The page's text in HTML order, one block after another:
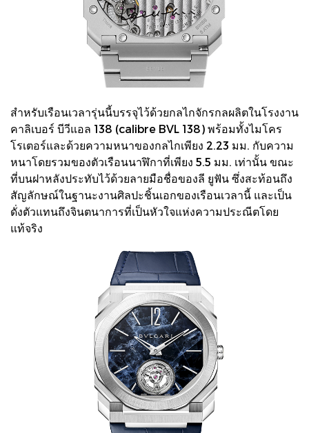
สำหรับเรือนเวลารุ่นนี้บรรจุไว้ด้วยกลไกจักรกลผลิตในโรงงาน
คาลิเบอร์ บีวีแอล 138 (calibre BVL 138) พร้อมทั้งไมโคร
โรเตอร์และด้วยความหนาของกลไกเพียง 2.23 มม. กับความ
หนาโดยรวมของตัวเรือนนาฬิกาที่เพียง 5.5 มม. เท่านั้น ขณะ
ที่บนฝาหลังประทับไว้ด้วยลายมือชื่อของลี ยูฟัน ซึ่งสะท้อนถึง
สัญลักษณ์ในฐานะงานศิลปะชิ้นเอกของเรือนเวลานี้ และเป็น
ดั่งตัวแทนถึงจินตนาการที่เป็นหัวใจแห่งความประณีตโดย
แท้จริง